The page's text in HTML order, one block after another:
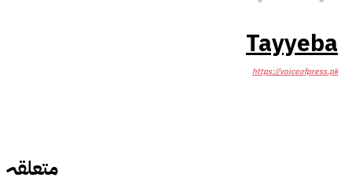
متعلقہ
Tayyeba
https://voiceofpress.pk